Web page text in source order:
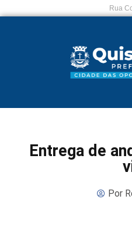
Rua
Entrega de
Por